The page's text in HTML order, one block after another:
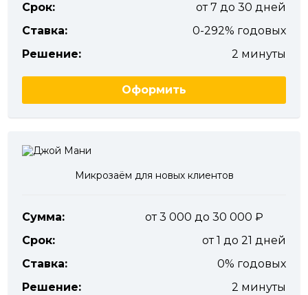
Срок:
от 7 до 30 дней
Ставка:
0-292% годовых
Решение:
2 минуты
Оформить
Микрозаём для новых клиентов
Сумма:
от 3 000 до 30 000
Срок:
от 1 до 21 дней
Ставка:
0% годовых
Решение:
2 минуты